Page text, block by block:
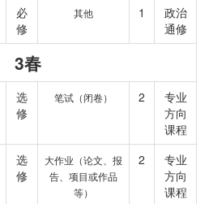
必
修
其他 1
政治
通修
3春
选
修
笔试（闭卷） 2
专业
方向
课程
选
修
大作业（论文、报
告、项目或作品
等）
2
专业
方向
课程